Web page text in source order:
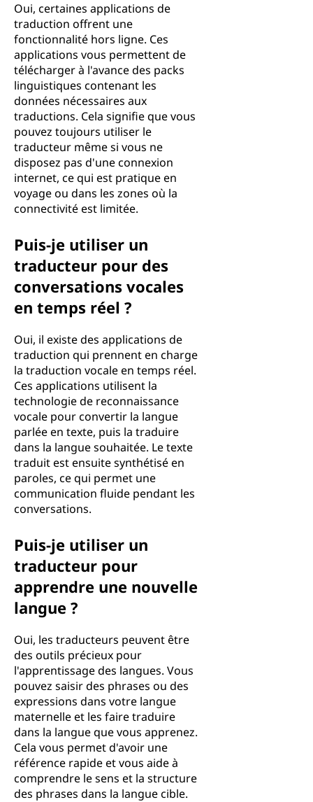
Oui, certaines applications de
traduction offrent une
fonctionnalité hors ligne. Ces
applications vous permettent de
télécharger à l'avance des packs
linguistiques contenant les
données nécessaires aux
traductions. Cela signifie que vous
pouvez toujours utiliser le
traducteur même si vous ne
disposez pas d'une connexion
internet, ce qui est pratique en
voyage ou dans les zones où la
connectivité est limitée.
Puis-je utiliser un
traducteur pour des
conversations vocales
en temps réel ?
Oui, il existe des applications de
traduction qui prennent en charge
la traduction vocale en temps réel.
Ces applications utilisent la
technologie de reconnaissance
vocale pour convertir la langue
parlée en texte, puis la traduire
dans la langue souhaitée. Le texte
traduit est ensuite synthétisé en
paroles, ce qui permet une
communication fluide pendant les
conversations.
Puis-je utiliser un
traducteur pour
apprendre une nouvelle
langue ?
Oui, les traducteurs peuvent être
des outils précieux pour
l'apprentissage des langues. Vous
pouvez saisir des phrases ou des
expressions dans votre langue
maternelle et les faire traduire
dans la langue que vous apprenez.
Cela vous permet d'avoir une
référence rapide et vous aide à
comprendre le sens et la structure
des phrases dans la langue cible.